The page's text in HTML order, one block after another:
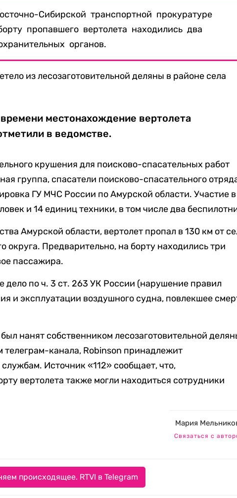
Сибирской транспортной прокуратуре
пропавшего вертолета находились два
органов.
из лесозаготовительной деляны в районе села
местонахождение вертолета
в ведомстве.
крушения для поисково-спасательных работ
группа, спасатели поисково-спасательного
ГУ МЧС России по Амурской области. Участие в
и 14 единиц техники, в том числе два
Амурской области, вертолет пропал в 130 км от
округа. Предварительно, на борту находились три
пассажира.
дело по ч. 3 ст. 263 УК России (нарушение правил
и эксплуатации воздушного судна, повлекшее
был нанят собственником лесозаготовительной
канала, Robinson принадлежит
Источник «112» сообщает, что,
вертолета также могли находиться сотрудники
Мария
Связаться с
происходящее. RTVI в Telegram